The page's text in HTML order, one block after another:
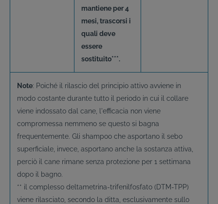
mantiene per 4
mesi, trascorsi i
quali deve
essere
sostituito***.
Note: Poiché il rilascio del principio attivo avviene in
modo costante durante tutto il periodo in cui il collare
viene indossato dal cane, l'efficacia non viene
compromessa nemmeno se questo si bagna
frequentemente. Gli shampoo che asportano il sebo
superficiale, invece, asportano anche la sostanza attiva,
perciò il cane rimane senza protezione per 1 settimana
dopo il bagno.
** il complesso deltametrina-trifenilfosfato (DTM-TPP)
viene rilasciato, secondo la ditta, esclusivamente sullo